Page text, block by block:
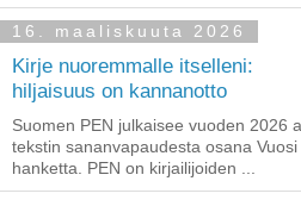
16. maaliskuuta 2026
Kirje nuoremmalle itselleni:
hiljaisuus on kannanotto
Suomen PEN julkaisee vuoden 2026
tekstin sananvapaudesta osana
hanketta. PEN on kirjailijoiden ...